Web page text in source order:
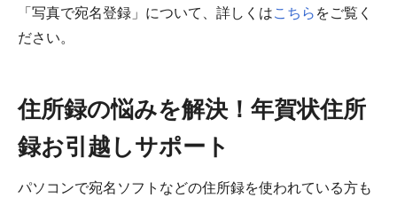
「写真で宛名登録」について、詳しくはこちらをご覧く
ださい。
住所録の悩みを解決！年賀状住所
録お引越しサポート
パソコンで宛名ソフトなどの住所録を使われている方も